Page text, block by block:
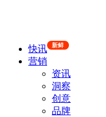
快讯 新鲜
营销
资讯
洞察
创意
品牌